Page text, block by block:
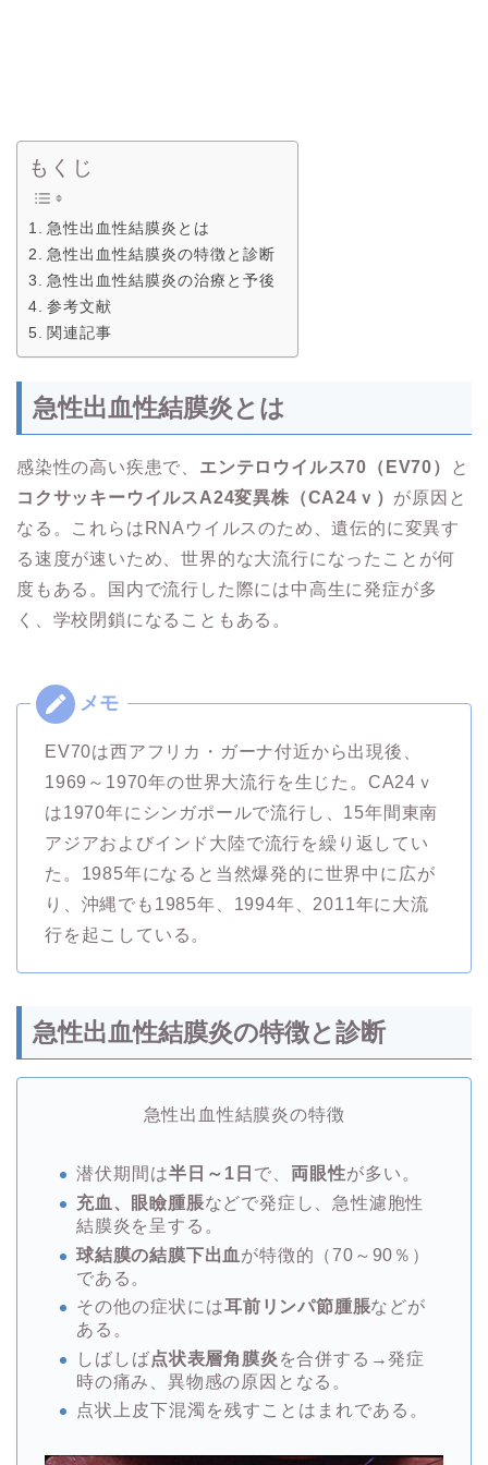
もくじ
急性出血性結膜炎とは
急性出血性結膜炎の特徴と診断
急性出血性結膜炎の治療と予後
参考文献
関連記事
急性出血性結膜炎とは
感染性の高い疾患で、 エンテロウイルス70（EV70）
と
コクサッキーウイルスA24変異株（CA24ｖ） が原因と
なる。これらはRNAウイルスのため、遺伝的に変異す
る速度が速いため、世界的な大流行になったことが何
度もある。国内で流行した際には中高生に発症が多
く、学校閉鎖になることもある。
EV70は西アフリカ・ガーナ付近から出現後、
1969～1970年の世界大流行を生じた。CA24ｖ
は1970年にシンガポールで流行し、15年間東南
アジアおよびインド大陸で流行を繰り返してい
た。1985年になると当然爆発的に世界中に広が
り、沖縄でも1985年、1994年、2011年に大流
行を起こしている。
急性出血性結膜炎の特徴と診断
急性出血性結膜炎の特徴
潜伏期間は半日～1日 で、 両眼性が多い。
充血、眼瞼腫脹などで発症し、急性濾胞性
結膜炎を呈する。
球結膜の結膜下出血 が特徴的（70～90％）
である。
その他の症状には耳前リンパ節腫脹などが
ある。
しばしば点状表層角膜炎 を合併する→発症
時の痛み、異物感の原因となる。
点状上皮下混濁を残すことはまれである。